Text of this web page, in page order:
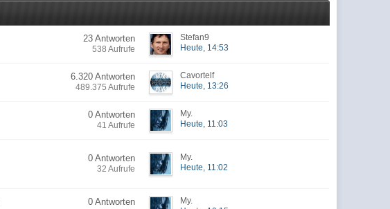
23 Antworten
538 Aufrufe
Stefan9
Heute, 14:53
6.320 Antworten
489.375 Aufrufe
Cavortelf
Heute, 13:26
0 Antworten
41 Aufrufe
My.
Heute, 11:03
0 Antworten
32 Aufrufe
My.
Heute, 11:02
0 Antworten
My.